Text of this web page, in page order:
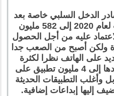
الدخل السلبي خاصة بعد
وصول عائدات التطبيقات لعام 2020 إلى 582 مليون
عليه من أجل الحصول
ولكن أصبح من الصعب جدا
على الهاتف نظرا لكثرة
التطبيقات والتي وصل عددها إلى 4 مليون تطبيق على
وأغلب التطبيقات الحديثة
إليها إبداعات إضافية.